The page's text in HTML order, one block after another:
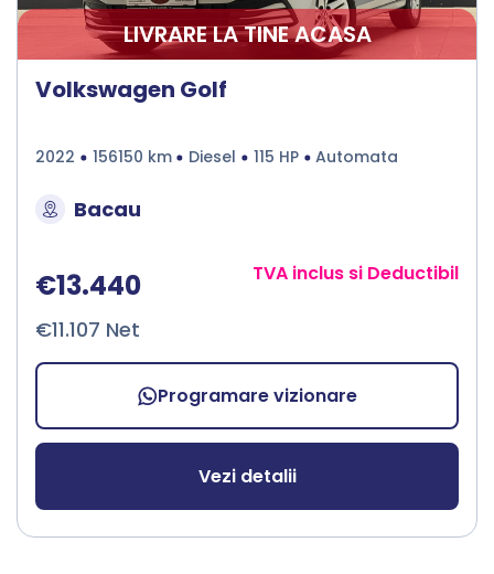
LIVRARE LA TINE ACASA
Volkswagen Golf
2022 156150 km Diesel 115 HP Automata
Bacau
€13.440
€11.107 Net
TVA inclus si Deductibil
Programare vizionare
Vezi detalii